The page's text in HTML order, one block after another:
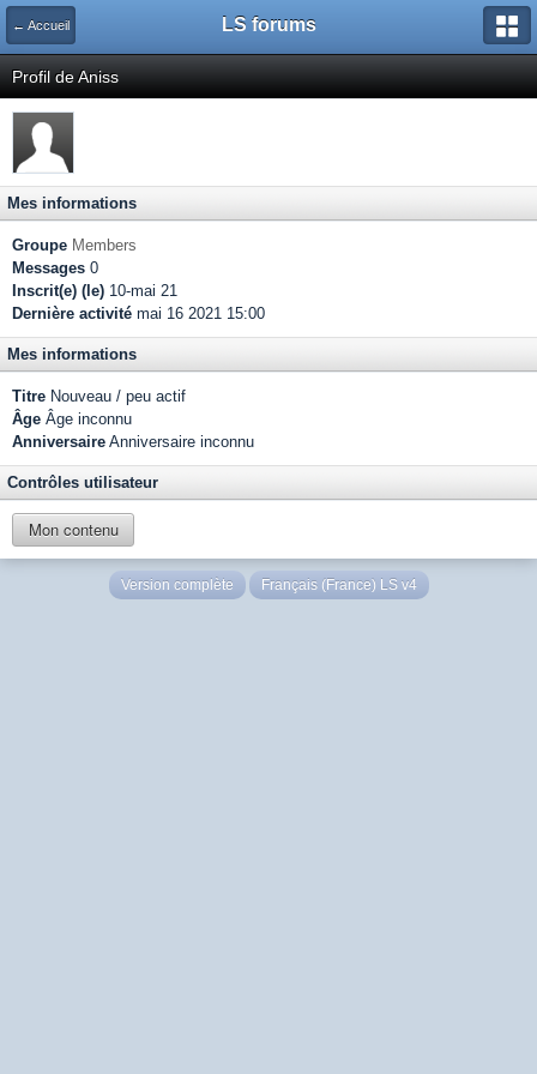
← Accueil LS forums
Profil de Aniss
Mes informations
Groupe Members
Messages 0
Inscrit(e) (le) 10-mai 21
Dernière activité mai 16 2021 15:00
Mes informations
Titre Nouveau / peu actif
Âge Âge inconnu
Anniversaire Anniversaire inconnu
Contrôles utilisateur
Mon contenu
Version complète Français (France) LS v4